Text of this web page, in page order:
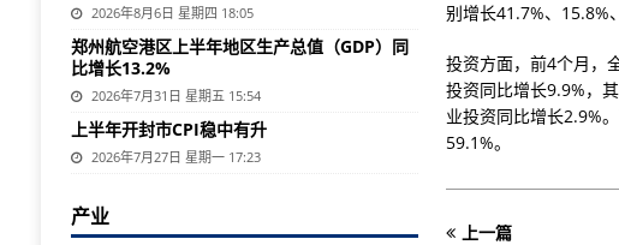
别增长41.7%、15.8%
投资方面，前4个月，
投资同比增长9.9%，
业投资同比增长2.9%
59.1%。
上一篇
2026年8月6日 星期四 18:05
郑州航空港区上半年地区生产总值（GDP）同
比增长13.2%
2026年7月31日 星期五 15:54
上半年开封市CPI稳中有升
2026年7月27日 星期一 17:23
产业